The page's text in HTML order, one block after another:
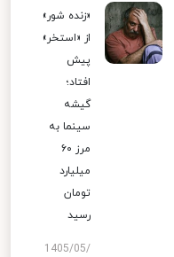
«زنده شور»
از «استخر»
پیش
افتاد؛
گیشه
سینما به
مرز ۶۰
میلیارد
تومان
رسید
1405/05/